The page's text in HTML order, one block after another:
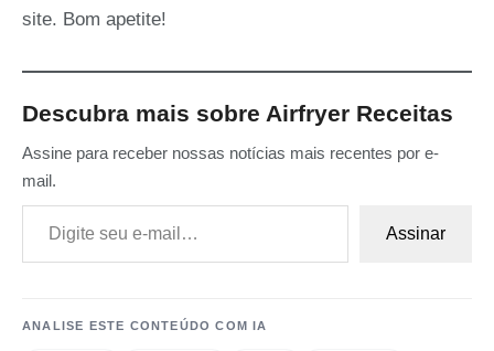
site. Bom apetite!
Descubra mais sobre Airfryer Receitas
Assine para receber nossas notícias mais recentes por e-
mail.
Digite seu e-mail…
Assinar
ANALISE ESTE CONTEÚDO COM IA